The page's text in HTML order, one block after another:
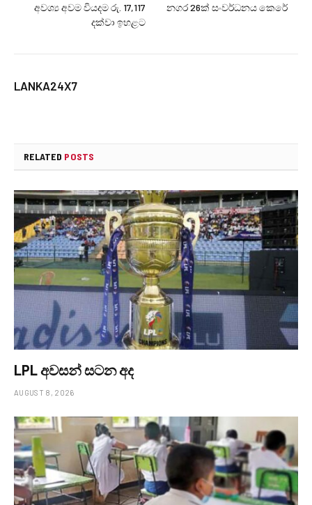
අවශ්‍ය අවම වියදම රු. 17,117
දක්වා ඉහළට
නගර 26ක් සංවර්ධනය කෙරේ
LANKA24X7
RELATED POSTS
LPL අවසන් සටන අද
AUGUST 8, 2026